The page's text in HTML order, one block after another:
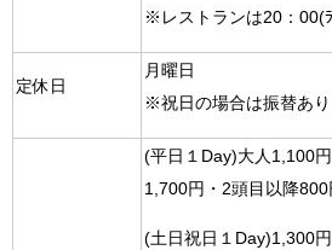
※レストランは20：00(ﾗ
定休日
月曜日
※祝日の場合は振替あり
(平日１Day)大人1,100
1,700円・2頭目以降800
(土日祝日１Day)1,300